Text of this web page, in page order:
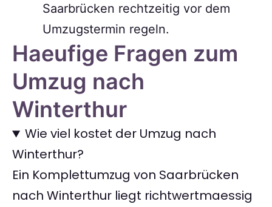
Saarbrücken rechtzeitig vor dem
Umzugstermin regeln.
Haeufige Fragen zum
Umzug nach
Winterthur
Wie viel kostet der Umzug nach
Winterthur?
Ein Komplettumzug von Saarbrücken
nach Winterthur liegt richtwertmaessig